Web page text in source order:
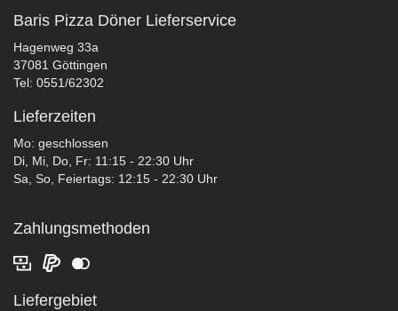
Baris Pizza Döner Lieferservice
Hagenweg 33a
37081 Göttingen
Tel: 0551/62302
Lieferzeiten
Mo: geschlossen
Di, Mi, Do, Fr: 11:15 - 22:30 Uhr
Sa, So, Feiertags: 12:15 - 22:30 Uhr
Zahlungsmethoden
Liefergebiet